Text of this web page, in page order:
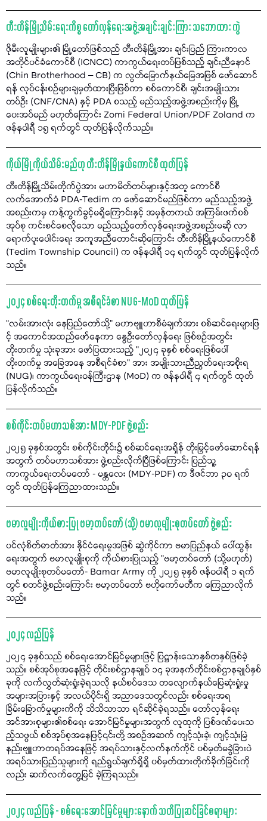
တီးတိန်မြို့သိမ်းရေးကိစ္စ တော်လှန်ရေးအဖွဲ့အချင်းချင်းကြား သဘောထား ကွဲ
ဇိုမီးလူမျိုးများ၏ မြို့တော်ဖြစ်သည် တီးတိန်မြို့အား ချင်းပြည် ကြားကာလ
အတိုင်ပင်ခံကောင်စီ (ICNCC) ကာကွယ်ရေးတပ်ဖြစ်သည့် ချင်းညီနောင်
(Chin Brotherhood – CB) က လွတ်မြောက်နယ်မြေအဖြစ် ဖော်ဆောင်
ရန် လုပ်ငန်းစဉ်များချမှတ်ထားပြီးဖြစ်ကာ စစ်ကောင်စီ၊ ချင်းအမျိုးသား
တပ်ဦး (CNF/CNA) နှင့် PDA စသည့် မည်သည့်အဖွဲ့အစည်းကိုမှ မြို့
ပေးအပ်မည် မဟုတ်ကြောင်း Zomi Federal Union/PDF Zoland က
ဇန်နဝါရီ ၁၅ ရက်တွင် ထုတ်ပြန်လိုက်သည်။
ကိုယ်မြို့ ကိုယ်သိမ်းမည်ဟု တီးတိန်မြို့နယ်ကောင်စီ ထုတ်ပြန်
တီးတိန်မြို့သိမ်းတိုက်ပွဲအား မဟာမိတ်တပ်များနှင့်အတူ ကောင်စီ
လက်အောက်ခံ PDA-Tedim က ဖော်ဆောင်မည်ဖြစ်ကာ မည်သည့်အဖွဲ့
အစည်းကမှ ကန့်ကွက်ခွင့်မရှိကြောင်းနှင့် အမှန်တကယ် အကြမ်းဖက်စစ်
အုပ်စု ကင်းစင်စေလိုသော မည်သည့်တော်လှန်ရေးအဖွဲ့အစည်းမဆို လာ
ရောက်ပူးပေါင်းရေး အကူအညီတောင်းဆိုကြောင်း တီးတိန်မြို့နယ်ကောင်စီ
(Tedim Township Council) က ဇန်နဝါရီ ၁၄ ရက်တွင် ထုတ်ပြန်လိုက်
သည်။
၂၀၂၄ စစ်ရေးတိုးတက်မှု အစီရင်ခံစာ NUG-MoD ထုတ်ပြန်
“လမ်းအားလုံး နေပြည်တော်သို့" မဟာဗျူဟာစီမံချက်အား စစ်ဆင်ရေးများဖြ
င့် အကောင်အထည်ဖော်နေကာ နွေဦးတော်လှန်ရေး ဖြစ်စဉ်အတွင်း
တိုးတက်မှု သုံးခုအား ဖော်ပြထားသည့် "၂၀၂၄ ခုနှစ် စစ်ရေးဖြစ်ပေါ်
တိုးတက်မှု အခြေအနေ အစီရင်ခံစာ" အား အမျိုးသားညီညွတ်ရေးအစိုးရ
(NUG)၊ ကာကွယ်ရေးဝန်ကြီးဌာန (MoD) က ဇန်နဝါရီ ၄ ရက်တွင် ထုတ်
ပြန်လိုက်သည်။
စစ်ကိုင်းတပ်မဟာသစ်အား MDY-PDF ဖွဲ့စည်း
၂၀၂၅ ခုနှစ်အတွင်း စစ်ကိုင်းတိုင်း၌ စစ်ဆင်ရေးအရှိန် တိုးမြှင့်ဖော်ဆောင်ရန်
အတွက် တပ်မဟာသစ်အား ဖွဲ့စည်းလိုက်ပြီဖြစ်ကြောင်း ပြည်သူ့
ကာကွယ်ရေးတပ်မတော် - မန္တလေး (MDY-PDF) က ဒီဇင်ဘာ ၃၀ ရက်
တွင် ထုတ်ပြန်ကြေညာထားသည်။
ဗမာလူမျိုးကိုယ်စားပြု ဗမာ့တပ်တော် (သို့) ဗမာလူမျိုးစုတပ်တော် ဖွဲ့စည်း
ပင်လုံစိတ်ဓာတ်အား နိုင်ငံရေးမူအဖြစ် ဆွဲကိုင်ကာ ဗမာပြည်နယ် ပေါ်ထွန်း
ရေးအတွက် ဗမာလူမျိုးစုကို ကိုယ်စားပြုသည့် "ဗမာ့တပ်တော် (သို့မဟုတ်)
ဗမာလူမျိုးစုတပ်မတော်- Bamar Army ကို ၂၀၂၅ ခုနှစ် ဇန်ဝဝါရီ ၁ ရက်
တွင် စတင်ဖွဲ့စည်းကြောင်း ဗမာ့တပ်တော် ဗဟိုကော်မတီက ကြေညာလိုက်
သည်။
၂၀၂၄ လည်ပြန်
၂၀၂၄ ခုနှစ်သည် စစ်ရေးအောင်မြင်မှုများဖြင့် ပြဋ္ဌာန်းသောနှစ်တနှစ်ဖြစ်ခဲ့
သည်။ စစ်အုပ်စုအနေဖြင့် တိုင်းစစ်ဌာနချုပ် ၁၄ ခုအနက်တိုင်းစစ်ဌာနချုပ်နှစ်
ခုကို လက်လွှတ်ဆုံးရှုံးခဲ့ရသလို နယ်စပ်ဒေသ တလျောက်နယ်မြေဆုံးရှုံးမှု
အများအပြားနှင့် အလယ်ပိုင်းရှိ အညာဒေသတွင်လည်း စစ်ရေးအရ
ခြိမ်းခြောက်မှုများကိကို သိသိသာသာ ရင်ဆိုင်ခဲ့ရသည်။ တော်လှန်ရေး
အင်အားစုများ၏စစ်ရေး အောင်မြင်မှုများအတွက် လူထုကို ပြစ်ဒဏ်ပေးသ
ည့်သဖွယ် စစ်အုပ်စုအနေဖြင့်၎င်းတို့ အစဉ်အဆက် ကျင့်သုံးခဲ့၊ ကျင့်သုံးမြဲ
နည်းဗျူဟာတရပ်အနေဖြင့် အရပ်သားနှင့်လက်နက်ကိုင် ပစ်မှတ်မခွဲခြားပဲ
အရပ်သားပြည်သူများကို ရည်ရွယ်ချက်ရှိရှိ ပစ်မှတ်ထားတိုက်ခိုက်ခြင်းကို
လည်း ဆက်လက်တွေ့မြင် ခဲ့ကြရသည်။
၂၀၂၄ လည်ပြန် - စစ်ရေးအောင်မြင်မှုများနောက် သတိပြုဆင်ခြင်စရာများ